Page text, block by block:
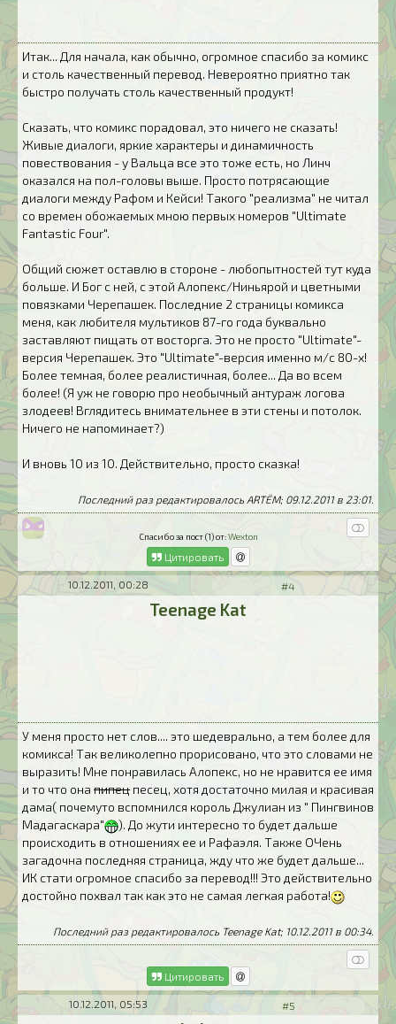
Итак... Для начала, как обычно, огромное спасибо за комикс
и столь качественный перевод. Невероятно приятно так
быстро получать столь качественный продукт!
Сказать, что комикс порадовал, это ничего не сказать!
Живые диалоги, яркие характеры и динамичность
повествования - у Вальца все это тоже есть, но Линч
оказался на пол-головы выше. Просто потрясающие
диалоги между Рафом и Кейси! Такого "реализма" не читал
со времен обожаемых мною первых номеров "Ultimate
Fantastic Four".
Общий сюжет оставлю в стороне - любопытностей тут куда
больше. И Бог с ней, с этой Алопекс/Ниньярой и цветными
повязками Черепашек. Последние 2 страницы комикса
меня, как любителя мультиков 87-го года буквально
заставляют пищать от восторга. Это не просто "Ultimate"-
версия Черепашек. Это "Ultimate"-версия именно м/с 80-х!
Более темная, более реалистичная, более... Да во всем
более! (Я уж не говорю про необычный антураж логова
злодеев! Вглядитесь внимательнее в эти стены и потолок.
Ничего не напоминает?)
И вновь 10 из 10. Действительно, просто сказка!
Последний раз редактировалось ARTЁM; 09.12.2011 в 23:01.
Спасибо за пост (1) от: Wexton
Цитировать
10.12.2011, 00:28 #4
Teenage Kat
У меня просто нет слов.... это шедеврально, а тем более для
комикса! Так великолепно прорисовано, что это словами не
выразить! Мне понравилась Алопекс, но не нравится ее имя
и то что она пипец песец, хотя достаточно милая и красивая
дама( почемуто вспомнился король Джулиан из " Пингвинов
Мадагаскара"
). До жути интересно то будет дальше
происходить в отношениях ее и Рафаэля. Также ОЧень
загадочна последняя страница, жду что же будет дальше...
ИК стати огромное спасибо за перевод!!! Это действительно
достойно похвал так как это не самая легкая работа!
Последний раз редактировалось Teenage Kat; 10.12.2011 в 00:34.
Цитировать
10.12.2011, 05:53 #5